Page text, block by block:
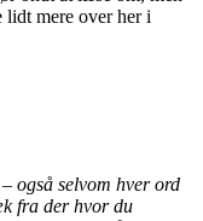
lidt mere over her i
også selvom hver ord
fra der hvor du